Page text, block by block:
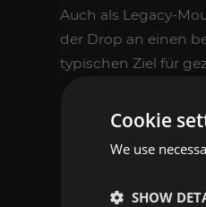
Auch als Legacy-
der Drop an einen
typischen Ziel für
FÜR WEN
Dieser Service ist
Boss auslagern
Cookie
We use
SHOW